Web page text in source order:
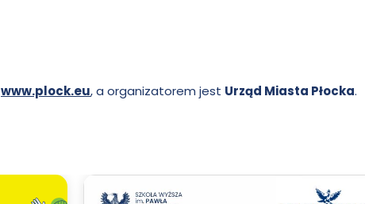
www.plock.eu, a organizatorem jest Urząd Miasta Płocka.